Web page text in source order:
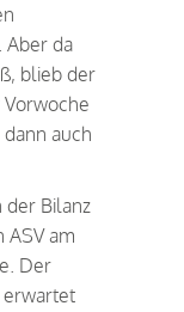
Aber da
blieb der
Vorwoche
auch
der Bilanz
ASV am
Der
erwartet